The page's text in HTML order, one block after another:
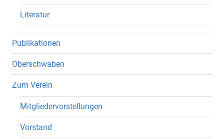
Literatur
Publikationen
Oberschwaben
Zum Verein
Mitgliedervorstellungen
Vorstand